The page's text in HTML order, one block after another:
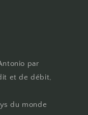
par
et de débit,
du monde